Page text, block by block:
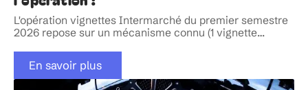
L'opération vignettes Intermarché du premier semestre
2026 repose sur un mécanisme connu (1 vignette…
En savoir plus